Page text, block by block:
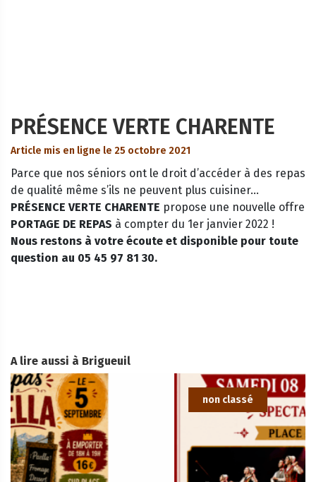
PRÉSENCE VERTE CHARENTE
Article mis en ligne le 25 octobre 2021
Parce que nos séniors ont le droit d’accéder à des repas
de qualité même s’ils ne peuvent plus cuisiner…
PRÉSENCE VERTE CHARENTE propose une nouvelle offre
PORTAGE DE REPAS à compter du 1er janvier 2022 !
Nous restons à votre écoute et disponible pour toute
question au 05 45 97 81 30.
A lire aussi à Brigueuil
non classé